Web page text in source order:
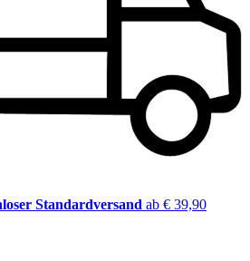
Standardversand ab € 39,90